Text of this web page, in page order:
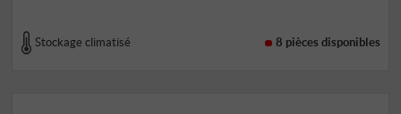
Stockage climatisé 8 pièces disponibles